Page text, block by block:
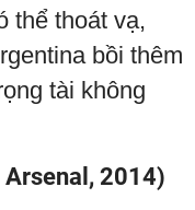
thể thoát vạ,
bồi thêm
tài không
Arsenal, 2014)